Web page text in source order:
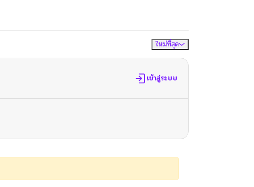
ใหม่ที่สุด
เข้าสู่ระบบ